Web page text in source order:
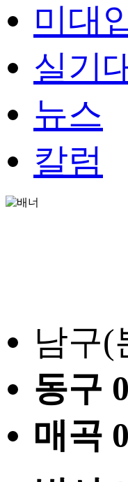
미대
실기
뉴스
칼럼
남구(
동구
매곡